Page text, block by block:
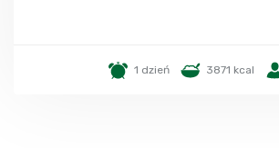
1 dzień 3871 kcal